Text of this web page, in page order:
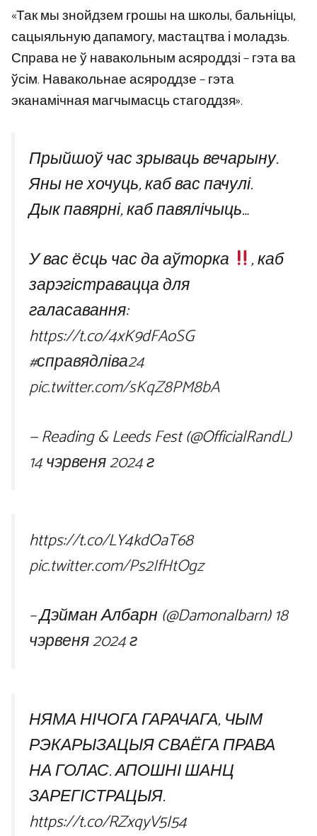
«Так мы знойдзем грошы на школы, бальніцы,
сацыяльную дапамогу, мастацтва і моладзь.
Справа не ў навакольным асяроддзі – гэта ва
ўсім. Навакольнае асяроддзе – гэта
эканамічная магчымасць стагоддзя».
Прыйшоў час зрываць вечарыну.
Яны не хочуць, каб вас пачулі.
Дык павярні, каб павялічыць…
У вас ёсць час да аўторка
, каб
зарэгістравацца для
галасавання:
https://t.co/4xK9dFAoSG
#справядліва24
pic.twitter.com/sKqZ8PM8bA
— Reading & Leeds Fest (@OfficialRandL)
14 чэрвеня 2024 г
https://t.co/LY4kdOaT68
pic.twitter.com/Ps2IfHtOgz
– Дэйман Албарн (@Damonalbarn)18
чэрвеня 2024 г
НЯМА НІЧОГА ГАРАЧАГА, ЧЫМ
РЭКАРЫЗАЦЫЯ СВАЁГА ПРАВА
НА ГОЛАС. АПОШНІ ШАНЦ
ЗАРЕГІСТРАЦЫЯ.
https://t.co/RZxqyV5I54